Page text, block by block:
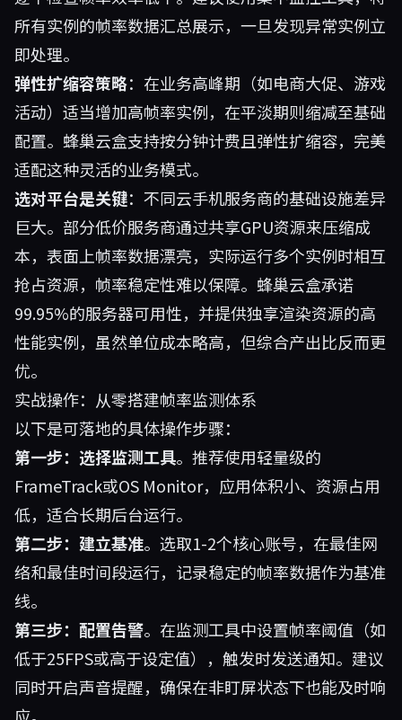
所有实例的帧率数据汇总展示，一旦发现异常实例立
即处理。
弹性扩缩容策略：在业务高峰期（如电商大促、游戏
活动）适当增加高帧率实例，在平淡期则缩减至基础
配置。蜂巢云盒支持按分钟计费且弹性扩缩容，完美
适配这种灵活的业务模式。
选对平台是关键：不同云手机服务商的基础设施差异
巨大。部分低价服务商通过共享GPU资源来压缩成
本，表面上帧率数据漂亮，实际运行多个实例时相互
抢占资源，帧率稳定性难以保障。蜂巢云盒承诺
99.95%的服务器可用性，并提供独享渲染资源的高
性能实例，虽然单位成本略高，但综合产出比反而更
优。
实战操作：从零搭建帧率监测体系
以下是可落地的具体操作步骤：
第一步：选择监测工具。推荐使用轻量级的
FrameTrack或OS Monitor，应用体积小、资源占用
低，适合长期后台运行。
第二步：建立基准。选取1-2个核心账号，在最佳网
络和最佳时间段运行，记录稳定的帧率数据作为基准
线。
第三步：配置告警。在监测工具中设置帧率阈值（如
低于25FPS或高于设定值），触发时发送通知。建议
同时开启声音提醒，确保在非盯屏状态下也能及时响